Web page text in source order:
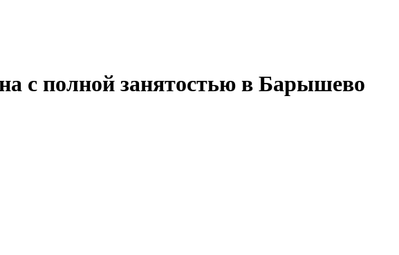
с полной занятостью в Барышево